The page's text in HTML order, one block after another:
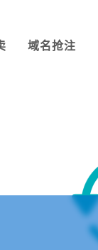
域名抢注